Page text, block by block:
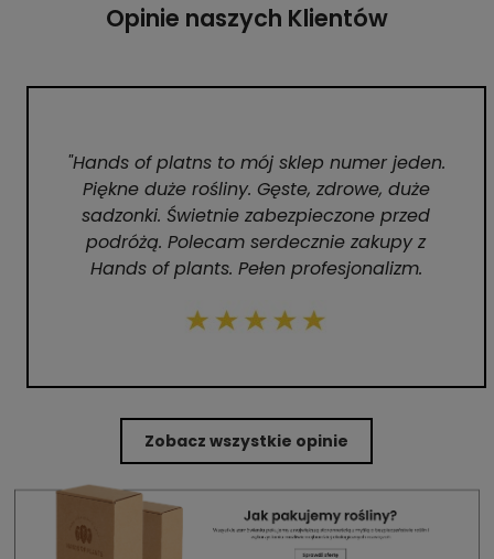
Opinie naszych Klientów
"Hands of platns to mój sklep numer jeden.
Piękne duże rośliny. Gęste, zdrowe, duże
sadzonki. Świetnie zabezpieczone przed
podróżą. Polecam serdecznie zakupy z
Hands of plants. Pełen profesjonalizm.
Zobacz wszystkie opinie